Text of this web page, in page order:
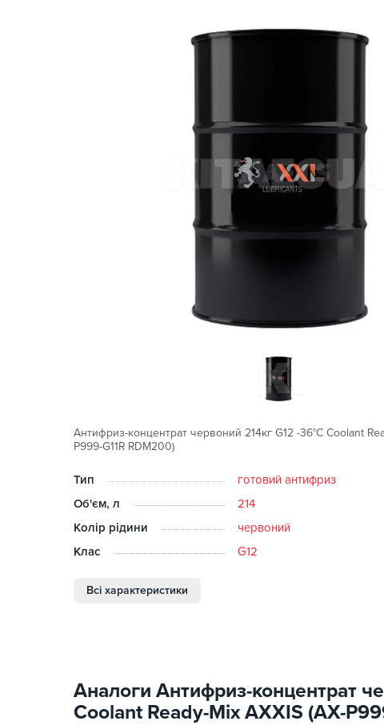
Антифриз-концентрат червоний 214кг G12 -36°C Coolant
P999-G11R RDM200)
Тип
готовий антифриз
Об'єм, л
214
Колір рідини
червоний
Клас
G12
Всі характеристики
Аналоги Антифриз-концентрат
Coolant Ready-Mix AXXIS (AX-